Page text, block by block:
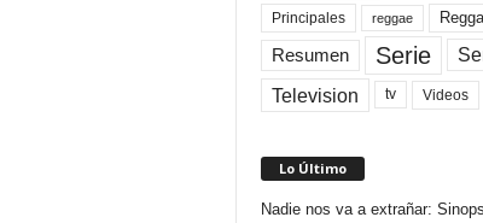
Principales reggae
Resumen Serie
Television tv Videos
Lo Último
Nadie nos va a extrañar: